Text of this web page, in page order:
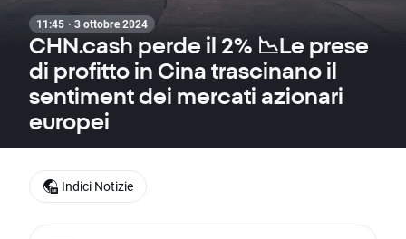
11:45 · 3 ottobre 2024
CHN.cash perde il 2% 📉Le prese
di profitto in Cina trascinano il
sentiment dei mercati azionari
europei
Indici Notizie